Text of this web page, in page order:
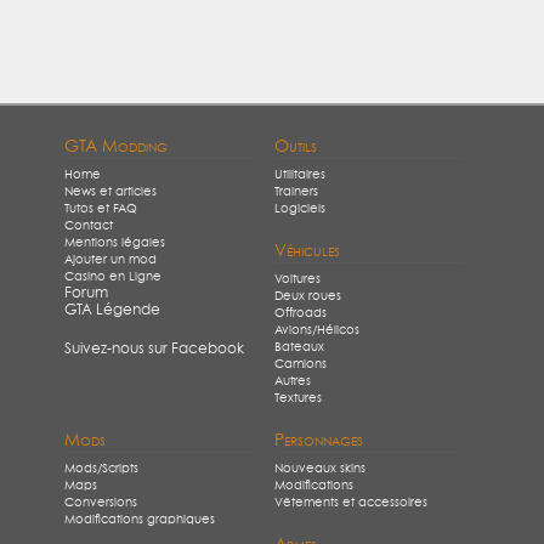
GTA Modding
Home
News et articles
Tutos et FAQ
Contact
Mentions légales
Ajouter un mod
Casino en Ligne
Forum
GTA Légende
Suivez-nous sur Facebook
Outils
Utilitaires
Trainers
Logiciels
Véhicules
Voitures
Deux roues
Offroads
Avions/Hélicos
Bateaux
Camions
Autres
Textures
Mods
Mods/Scripts
Maps
Conversions
Modifications graphiques
Personnages
Nouveaux skins
Modifications
Vêtements et accessoires